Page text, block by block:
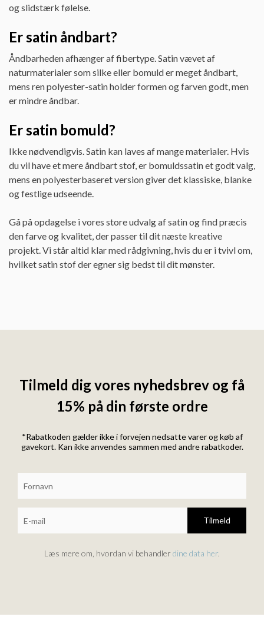
og slidstærk følelse.
Er satin åndbart?
Åndbarheden afhænger af fibertype. Satin vævet af
naturmaterialer som silke eller bomuld er meget åndbart,
mens ren polyester-satin holder formen og farven godt, men
er mindre åndbar.
Er satin bomuld?
Ikke nødvendigvis. Satin kan laves af mange materialer. Hvis
du vil have et mere åndbart stof, er bomuldssatin et godt valg,
mens en polyesterbaseret version giver det klassiske, blanke
og festlige udseende.
Gå på opdagelse i vores store udvalg af satin og find præcis
den farve og kvalitet, der passer til dit næste kreative
projekt. Vi står altid klar med rådgivning, hvis du er i tvivl om,
hvilket satin stof der egner sig bedst til dit mønster.
Tilmeld dig vores nyhedsbrev og få
15% på din første ordre
*Rabatkoden gælder ikke i forvejen nedsatte varer og køb af
gavekort. Kan ikke anvendes sammen med andre rabatkoder.
Tilmeld
Læs mere om, hvordan vi behandler dine data her.